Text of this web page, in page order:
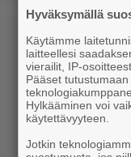
Hyväksymällä
Käytämme
laitteellesi
vierailit, IP-
Pääset
Hylkääminen voi
käytettävyyteen.
Jotkin